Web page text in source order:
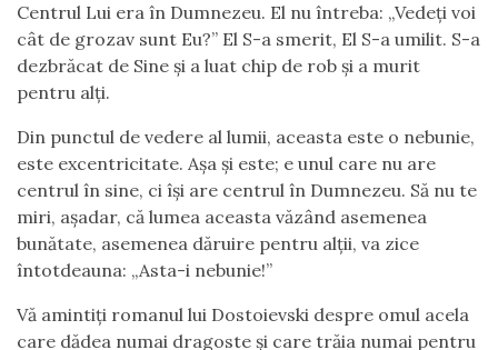
Centrul Lui era în Dumnezeu. El nu întreba: „Vedeți voi
cât de grozav sunt Eu?” El S-a smerit, El S-a umilit. S-a
dezbrăcat de Sine și a luat chip de rob și a murit
pentru alți.
Din punctul de vedere al lumii, aceasta este o nebunie,
este excentricitate. Așa și este; e unul care nu are
centrul în sine, ci își are centrul în Dumnezeu. Să nu te
miri, așadar, că lumea aceasta văzând asemenea
bunătate, asemenea dăruire pentru alții, va zice
întotdeauna: „Asta-i nebunie!”
Vă amintiți romanul lui Dostoievski despre omul acela
care dădea numai dragoste și care trăia numai pentru